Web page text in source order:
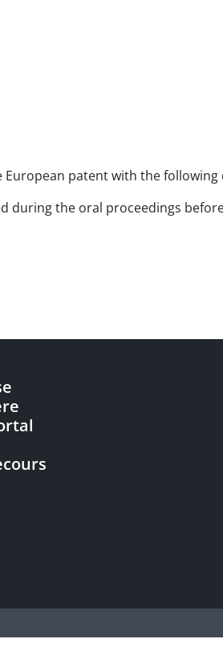
patent with the following
during the oral proceedings